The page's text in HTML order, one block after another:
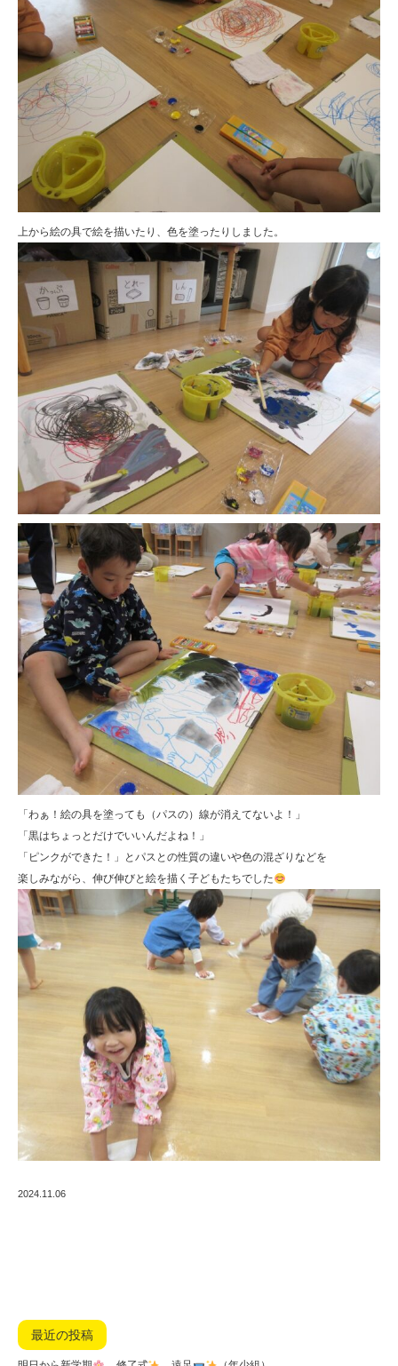
上から絵の具で絵を描いたり、色を塗ったりしました。
「わぁ！絵の具を塗っても（パスの）線が消えてないよ！」
「黒はちょっとだけでいいんだよね！」
「ピンクができた！」とパスとの性質の違いや色の混ざりなどを
楽しみながら、伸び伸びと絵を描く子どもたちでした
2024.11.06
最近の投稿